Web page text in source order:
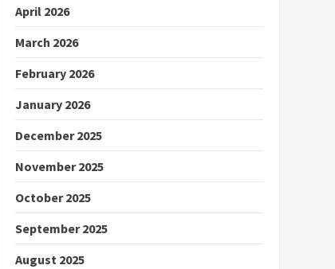
April 2026
March 2026
February 2026
January 2026
December 2025
November 2025
October 2025
September 2025
August 2025